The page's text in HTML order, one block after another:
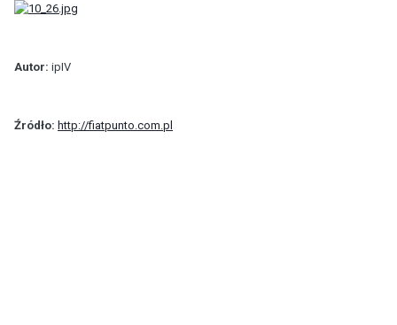
Autor: ipIV
Źródło: http://fiatpunto.com.pl